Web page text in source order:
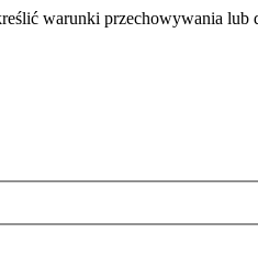
warunki przechowywania